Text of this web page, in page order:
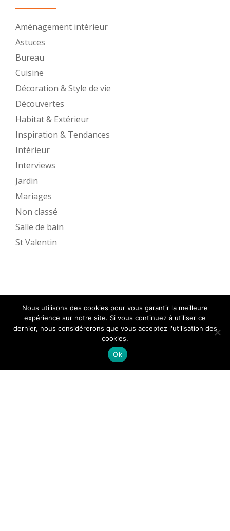
Aménagement intérieur
Astuces
Bureau
Cuisine
Décoration & Style de vie
Découvertes
Habitat & Extérieur
Inspiration & Tendances
Intérieur
Interviews
Jardin
Mariages
Non classé
Salle de bain
St Valentin
Nous utilisons des cookies pour vous garantir la meilleure
expérience sur notre site. Si vous continuez à utiliser ce
dernier, nous considérerons que vous acceptez l'utilisation des
cookies.
Ok